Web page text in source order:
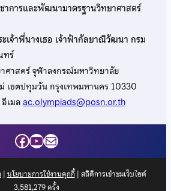
าการและพัฒนามาตรฐานวิทยาศาสตร์
เจ้าพี่นางเธอ เจ้าฟ้ากัลยาณิวัฒนา กรม
ทร์
ศาสตร์ จุฬาลงกรณ์มหาวิทยาลัย
เขตปทุมวัน กรุงเทพมหานคร 10330
อีเมลac.olympiads@posn.or.th
Facebook
YouTube
Mail
| นโยบายการใช้งานคุกกี้| สถิติการเข้าชมเว็บไซต์
3,581,279ครั้ง